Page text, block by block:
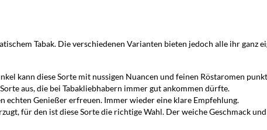
Tabak. Die verschiedenen Varianten bieten jedoch alle ihr ganz
kann diese Sorte mit nussigen Nuancen und feinen Röstaromen
aus, die bei Tabakliebhabern immer gut ankommen dürfte.
echten Genießer erfreuen. Immer wieder eine klare Empfehlung.
für den ist diese Sorte die richtige Wahl. Der weiche Geschmack